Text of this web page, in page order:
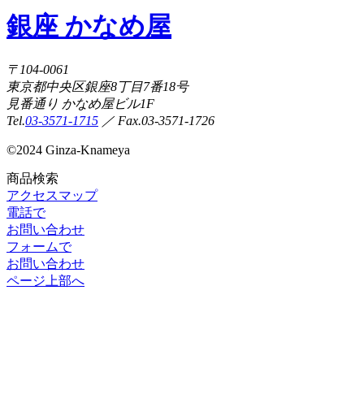
銀座 かなめ屋
〒104-0061
東京都中央区銀座8丁目7番18号
見番通り かなめ屋ビル1F
Tel.03-3571-1715 ／ Fax.03-3571-1726
©2024 Ginza-Knameya
商品検索
アクセスマップ
電話で
お問い合わせ
フォームで
お問い合わせ
ページ上部へ